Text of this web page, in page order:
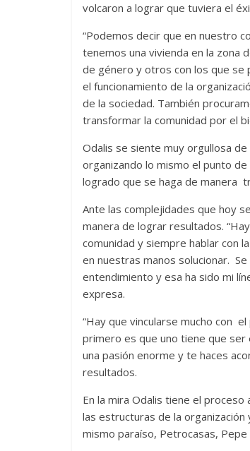
volcaron a lograr que tuviera el
“Podemos decir que en nuestro
tenemos una vivienda en la zona
de género y otros con los que se
el funcionamiento de la
de la sociedad. También
transformar la comunidad por el
Odalis se siente muy orgullosa
organizando lo mismo el punto
logrado que se haga de manera
Ante las complejidades que hoy
manera de lograr resultados.
comunidad y siempre hablar con
en nuestras manos solucionar.
entendimiento y esa ha sido mi
expresa.
“Hay que vincularse mucho con
primero es que uno tiene que ser
una pasión enorme y te haces
resultados.
En la mira Odalis tiene el
las estructuras de la
mismo paraíso, Petrocasas,
interclasista en la alta
burguesía mexicana
30 diciembre, 2025
Julio Martínez Molina